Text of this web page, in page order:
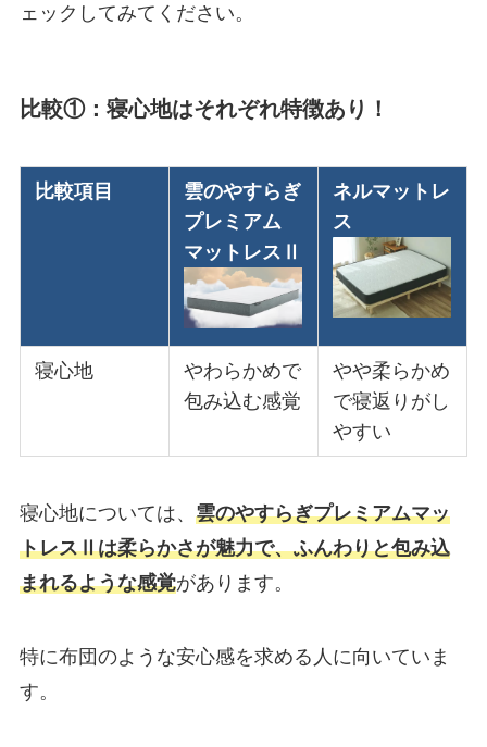
ェックしてみてください。
比較①：寝心地はそれぞれ特徴あり！
比較項目
雲のやすらぎ
プレミアム
マットレスⅡ
ネルマットレ
ス
寝心地
やわらかめで
包み込む感覚
やや柔らかめ
で寝返りがし
やすい
寝心地については、 雲のやすらぎプレミアムマッ
トレスⅡは柔らかさが魅力で、ふんわりと包み込
まれるような感覚があります。
特に布団のような安心感を求める人に向いていま
す。